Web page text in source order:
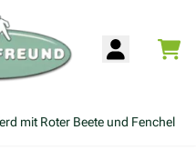
mit Roter Beete und Fenchel